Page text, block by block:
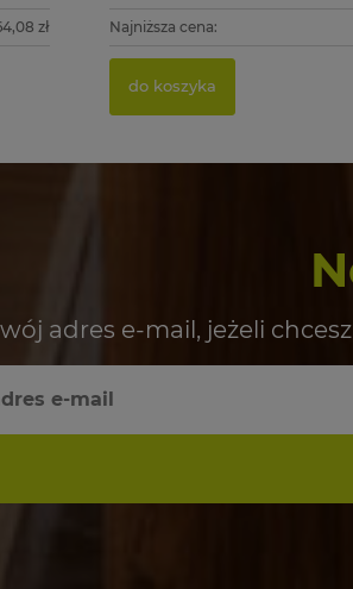
zł Najniższa cena:
do koszyka
adres e-mail, jeżeli